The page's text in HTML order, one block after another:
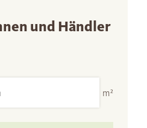
und Händler
m²